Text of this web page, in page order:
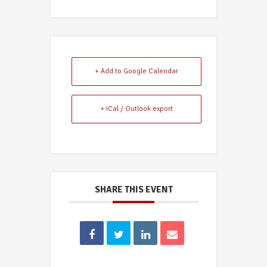
+ Add to Google Calendar
+ iCal / Outlook export
SHARE THIS EVENT